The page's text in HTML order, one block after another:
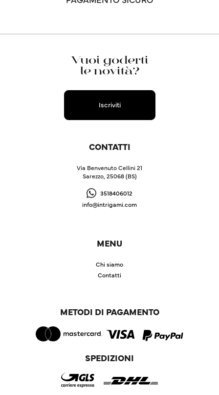
Vuoi goderti
le novità?
Iscriviti
CONTATTI
Via Benvenuto Cellini 21
Sarezzo, 25068 (BS)
3518406012
info@intrigami.com
MENU
Chi siamo
Contatti
METODI DI PAGAMENTO
SPEDIZIONI